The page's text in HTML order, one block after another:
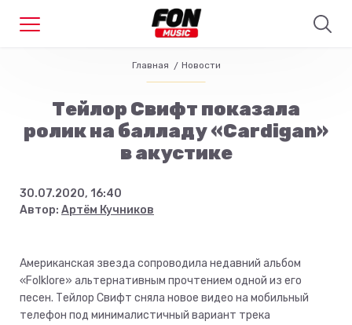
Главная Новости
Тейлор Свифт показала
ролик на балладу «Cardigan»
в акустике
30.07.2020, 16:40
Автор: Артём Кучников
Американская звезда сопроводила недавний альбом
«Folklore» альтернативным прочтением одной из его
песен. Тейлор Свифт сняла новое видео на мобильный
телефон под минималистичный вариант трека